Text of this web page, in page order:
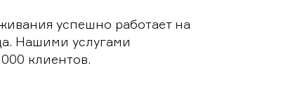
успешно работает на
Нашими услугами
клиентов.